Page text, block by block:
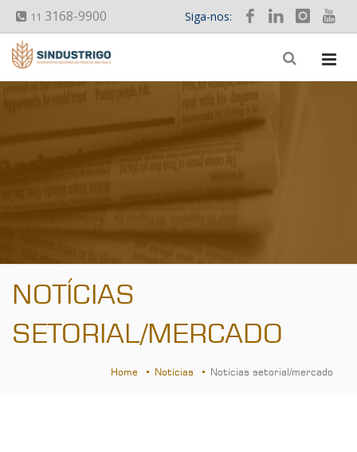
11 3168-9900 Siga-nos:
NOTÍCIAS
SETORIAL/MERCADO
Home Notícias Notícias setorial/mercado